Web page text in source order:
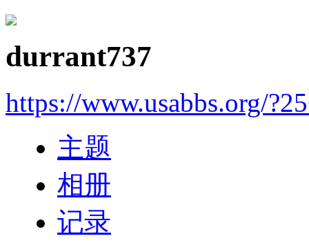
durrant737
https://www.usabbs.org/
主题
相册
记录